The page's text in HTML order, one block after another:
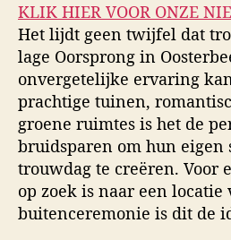
KLIK HIER VOOR ONZE
Het lijdt geen twijfel dat
lage Oorsprong in
onvergetelijke ervaring
prachtige tuinen,
groene ruimtes is het de
bruidsparen om hun eigen
trouwdag te creëren. Voor
op zoek is naar een locatie
buitenceremonie is dit de